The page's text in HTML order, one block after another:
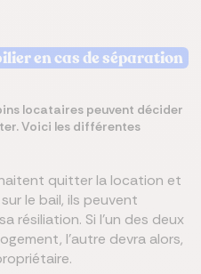
en cas de séparation
locataires peuvent décider
Voici les différentes
quitter la location et
le bail, ils peuvent
résiliation. Si l'un des deux
l'autre devra alors,